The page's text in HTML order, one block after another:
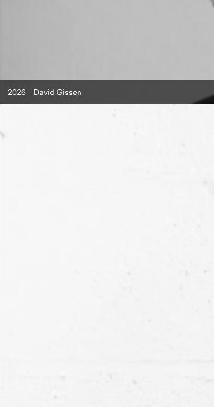
David Gissen
2026